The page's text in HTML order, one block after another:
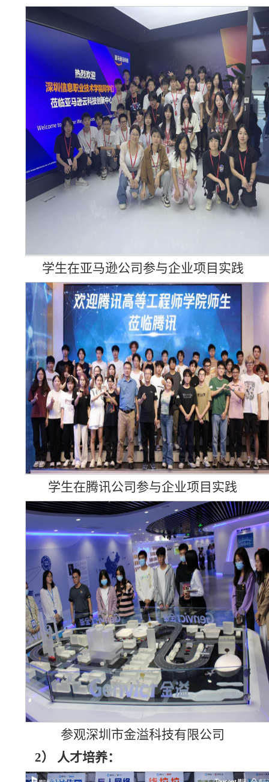
学生在亚马逊公司参与企业项目实践
学生在腾讯公司参与企业项目实践
参观深圳市金溢科技有限公司
2）
人才培养：